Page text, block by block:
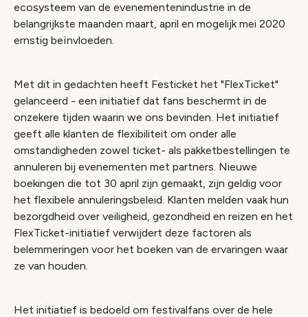
ecosysteem van de evenementenindustrie in de
belangrijkste maanden maart, april en mogelijk mei 2020
ernstig beïnvloeden.
Met dit in gedachten heeft Festicket het "FlexTicket"
gelanceerd - een initiatief dat fans beschermt in de
onzekere tijden waarin we ons bevinden. Het initiatief
geeft alle klanten de flexibiliteit om onder alle
omstandigheden zowel ticket- als pakketbestellingen te
annuleren bij evenementen met partners. Nieuwe
boekingen die tot 30 april zijn gemaakt, zijn geldig voor
het flexibele annuleringsbeleid. Klanten melden vaak hun
bezorgdheid over veiligheid, gezondheid en reizen en het
FlexTicket-initiatief verwijdert deze factoren als
belemmeringen voor het boeken van de ervaringen waar
ze van houden.
Het initiatief is bedoeld om festivalfans over de hele